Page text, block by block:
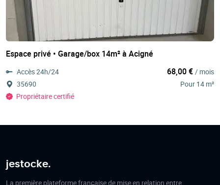
Espace privé • Garage/box 14m² à Acigné
Accès 24h/24
35690
Propriétaire certifié
68,00 € / mois
Pour 14 m²
jestocke.
La première plateforme française de mise en relation entre